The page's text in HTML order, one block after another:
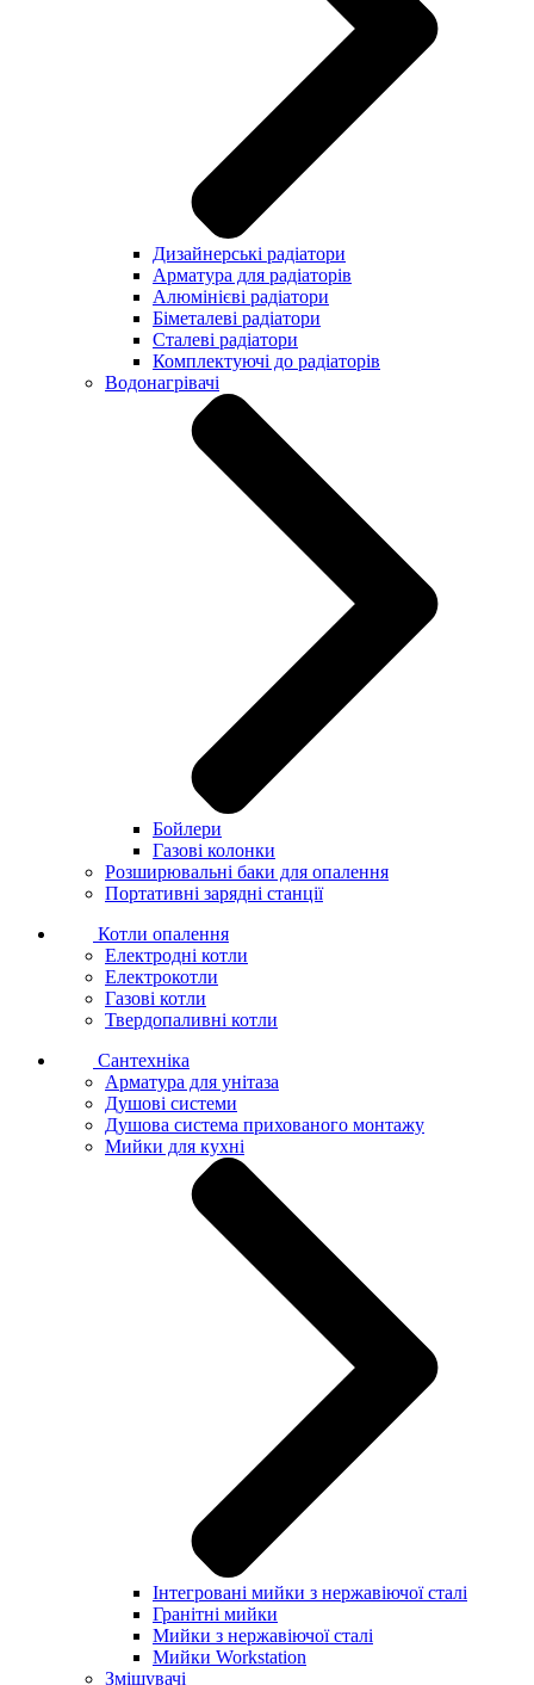
Дизайнерські радіатори
Арматура для радіаторів
Алюмінієві радіатори
Біметалеві радіатори
Сталеві радіатори
Комплектуючі до радіаторів
Водонагрівачі
Бойлери
Газові колонки
Розширювальні баки для опалення
Портативні зарядні станції
Котли опалення
Електродні котли
Електрокотли
Газові котли
Твердопаливні котли
Сантехніка
Арматура для унітаза
Душові системи
Душова система прихованого монтажу
Мийки для кухні
Інтегровані мийки з нержавіючої сталі
Гранітні мийки
Мийки з нержавіючої сталі
Мийки Workstation
Змішувачі